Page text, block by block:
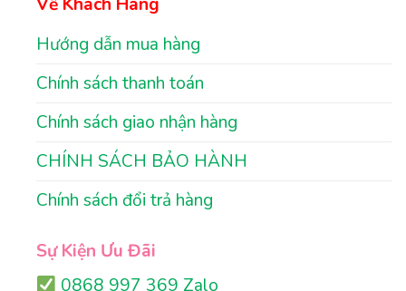
Hướng dẫn mua hàng
Chính sách thanh toán
Chính sách giao nhận hàng
CHÍNH SÁCH BẢO HÀNH
Chính sách đổi trả hàng
Sự Kiện Ưu Đãi
0868 997 369 Zalo